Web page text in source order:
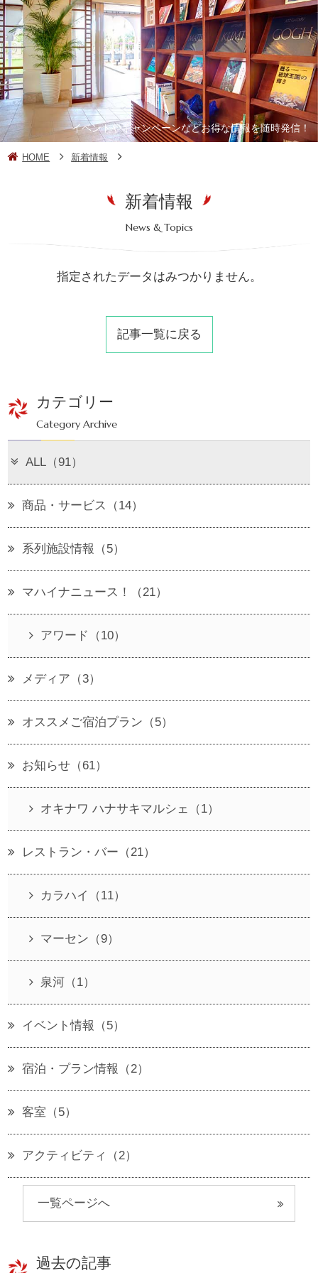
イベントやキャンペーンなどお得な情報を随時発信！
HOME 新着情報
新着情報
News & Topics
指定されたデータはみつかりません。
記事一覧に戻る
カテゴリー
Category Archive
ALL（91）
商品・サービス（14）
系列施設情報（5）
マハイナニュース！（21）
アワード（10）
メディア（3）
オススメご宿泊プラン（5）
お知らせ（61）
オキナワ ハナサキマルシェ（1）
レストラン・バー（21）
カラハイ（11）
マーセン（9）
泉河（1）
イベント情報（5）
宿泊・プラン情報（2）
客室（5）
アクティビティ（2）
一覧ページへ
過去の記事